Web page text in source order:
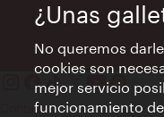
Contacto
¿Unas
No queremos
cookies son
mejor servicio
funcionamiento